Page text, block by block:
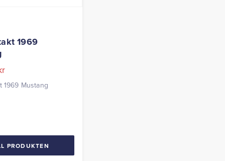
1969
1969 Mustang
PRODUKTEN